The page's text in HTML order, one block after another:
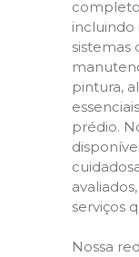
incluindo
sistemas
pintura,
prédio.
serviços
Nossa